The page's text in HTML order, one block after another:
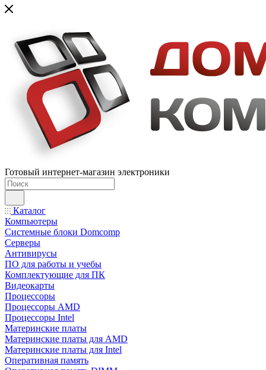
Готовый интернет-магазин электроники
Каталог
Компьютеры
Системные блоки Domcomp
Серверы
Антивирусы
ПО для работы и учебы
Комплектующие для ПК
Видеокарты
Процессоры
Процессоры AMD
Процессоры Intel
Материнские платы
Материнские платы для AMD
Материнские платы для Intel
Оперативная память